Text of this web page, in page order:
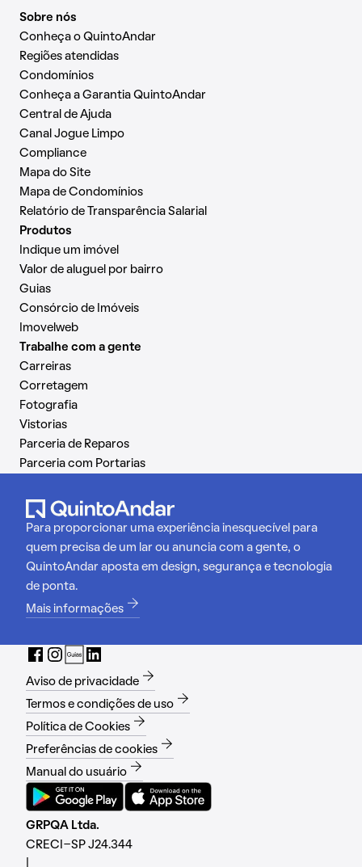
Sobre nós
Conheça o QuintoAndar
Regiões atendidas
Condomínios
Conheça a Garantia QuintoAndar
Central de Ajuda
Canal Jogue Limpo
Compliance
Mapa do Site
Mapa de Condomínios
Relatório de Transparência Salarial
Produtos
Indique um imóvel
Valor de aluguel por bairro
Guias
Consórcio de Imóveis
Imovelweb
Trabalhe com a gente
Carreiras
Corretagem
Fotografia
Vistorias
Parceria de Reparos
Parceria com Portarias
Para proporcionar uma experiência inesquecível para
quem precisa de um lar ou anuncia com a gente, o
QuintoAndar aposta em design, segurança e tecnologia
de ponta.
Mais informações
Aviso de privacidade
Termos e condições de uso
Política de Cookies
Preferências de cookies
Manual do usuário
GRPQA Ltda.
CRECI-SP J24.344